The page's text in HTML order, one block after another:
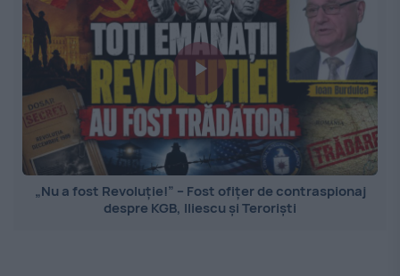
„Nu a fost Revoluție!” – Fost ofițer de contraspionaj
despre KGB, Iliescu și Teroriști